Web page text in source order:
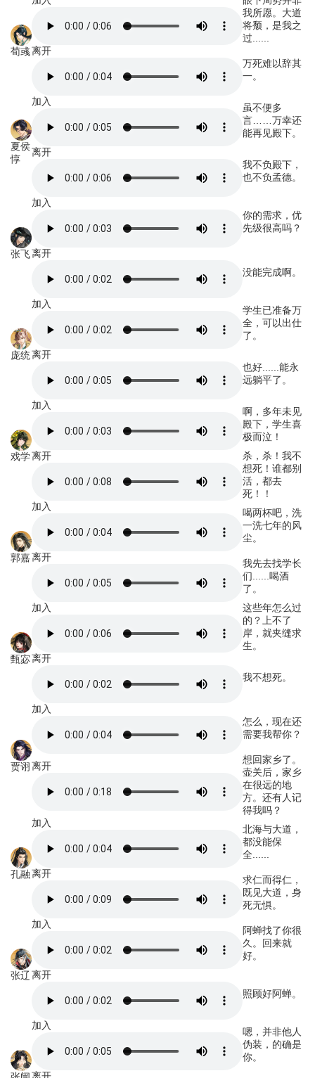
荀彧
我所愿。大道
将颓，是我之
过......
离开
万死难以辞其
一。
夏侯
惇
加入
虽不便多
言……万幸还
能再见殿下。
离开
我不负殿下，
也不负孟德。
张飞
加入
你的需求，优
先级很高吗？
离开
没能完成啊。
庞统
加入
学生已准备万
全，可以出仕
了。
离开
也好......能永
远躺平了。
戏学
加入
啊，多年未见
殿下，学生喜
极而泣！
离开
杀，杀！我不
想死！谁都别
活，都去
死！！
郭嘉
加入
喝两杯吧，洗
一洗七年的风
尘。
离开
我先去找学长
们......喝酒
了。
甄宓
加入
这些年怎么过
的？上不了
岸，就夹缝求
生。
离开
我不想死。
贾诩
加入
怎么，现在还
需要我帮你？
离开
想回家乡了。
壶关后，家乡
在很远的地
方。还有人记
得我吗？
孔融
加入
北海与大道，
都没能保
全......
离开
求仁而得仁，
既见大道，身
死无惧。
张辽
加入
阿蝉找了你很
久。回来就
好。
离开
照顾好阿蝉。
加入
嗯，并非他人
伪装，的确是
你。